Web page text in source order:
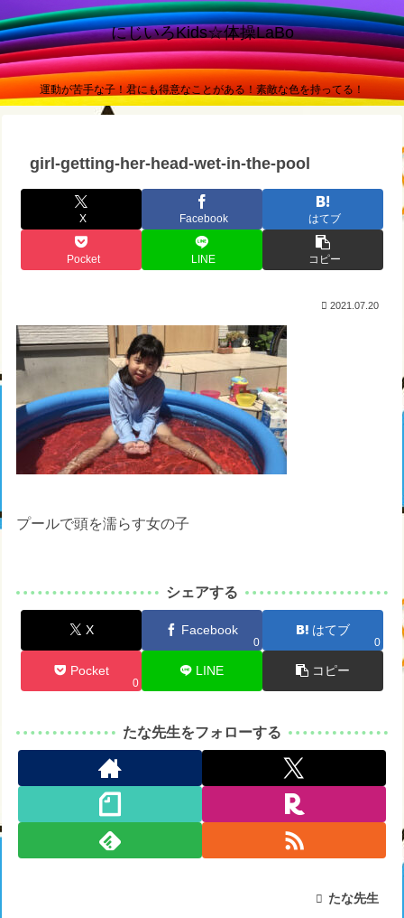
にじいろKids☆体操LaBo
運動が苦手な子！君にも得意なことがある！素敵な色を持ってる！
girl-getting-her-head-wet-in-the-pool
X Facebook はてブ
Pocket LINE コピー
2021.07.20
プールで頭を濡らす女の子
シェアする
X Facebook
0
はてブ
0
Pocket
0
LINE コピー
たな先生をフォローする
たな先生